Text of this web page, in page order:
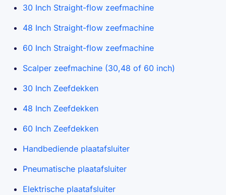
30 Inch Straight-flow zeefmachine
48 Inch Straight-flow zeefmachine
60 Inch Straight-flow zeefmachine
Scalper zeefmachine (30,48 of 60 inch)
30 Inch Zeefdekken
48 Inch Zeefdekken
60 Inch Zeefdekken
Handbediende plaatafsluiter
Pneumatische plaatafsluiter
Elektrische plaatafsluiter